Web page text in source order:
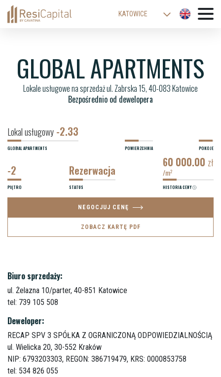
KATOWICE
WROCŁAW
KRAKÓW
BIELSKO-BIAŁA
GLOBAL APARTMENTS
Lokale usługowe na sprzedaż ul. Zabrska 15, 40-083 Katowice
Bezpośrednio od dewelopera
GLOBAL APARTMENTS
Lokal usługowy -2.33
POWIERZCHNIA POKOJE
PIĘTRO
-2
STATUS
Rezerwacja
HISTORIA CENY
60 000.00 zł
/m2
NEGOCJUJ CENĘ
ZOBACZ KARTĘ PDF
Biuro sprzedaży:
ul. Żelazna 10/parter, 40-851 Katowice
tel: 739 105 508
Deweloper:
RECAP SPV 3 SPÓŁKA Z OGRANICZONĄ ODPOWIEDZIALNOŚCIĄ
ul. Wielicka 20, 30-552 Kraków
NIP: 6793203303, REGON: 386719479, KRS: 0000853758
tel: 534 826 055